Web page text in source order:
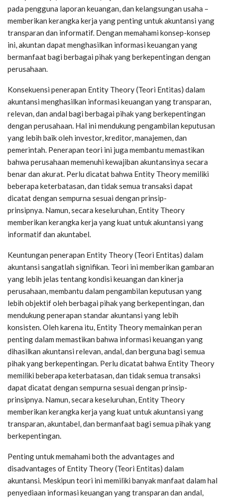
pada pengguna laporan keuangan, dan kelangsungan usaha –
memberikan kerangka kerja yang penting untuk akuntansi yang
transparan dan informatif. Dengan memahami konsep-konsep
ini, akuntan dapat menghasilkan informasi keuangan yang
bermanfaat bagi berbagai pihak yang berkepentingan dengan
perusahaan.
Konsekuensi penerapan Entity Theory (Teori Entitas) dalam
akuntansi menghasilkan informasi keuangan yang transparan,
relevan, dan andal bagi berbagai pihak yang berkepentingan
dengan perusahaan. Hal ini mendukung pengambilan keputusan
yang lebih baik oleh investor, kreditor, manajemen, dan
pemerintah. Penerapan teori ini juga membantu memastikan
bahwa perusahaan memenuhi kewajiban akuntansinya secara
benar dan akurat. Perlu dicatat bahwa Entity Theory memiliki
beberapa keterbatasan, dan tidak semua transaksi dapat
dicatat dengan sempurna sesuai dengan prinsip-
prinsipnya. Namun, secara keseluruhan, Entity Theory
memberikan kerangka kerja yang kuat untuk akuntansi yang
informatif dan akuntabel.
Keuntungan penerapan Entity Theory (Teori Entitas) dalam
akuntansi sangatlah signifikan. Teori ini memberikan gambaran
yang lebih jelas tentang kondisi keuangan dan kinerja
perusahaan, membantu dalam pengambilan keputusan yang
lebih objektif oleh berbagai pihak yang berkepentingan, dan
mendukung penerapan standar akuntansi yang lebih
konsisten. Oleh karena itu, Entity Theory memainkan peran
penting dalam memastikan bahwa informasi keuangan yang
dihasilkan akuntansi relevan, andal, dan berguna bagi semua
pihak yang berkepentingan. Perlu dicatat bahwa Entity Theory
memiliki beberapa keterbatasan, dan tidak semua transaksi
dapat dicatat dengan sempurna sesuai dengan prinsip-
prinsipnya. Namun, secara keseluruhan, Entity Theory
memberikan kerangka kerja yang kuat untuk akuntansi yang
transparan, akuntabel, dan bermanfaat bagi semua pihak yang
berkepentingan.
Penting untuk memahami both the advantages and
disadvantages of Entity Theory (Teori Entitas) dalam
akuntansi. Meskipun teori ini memiliki banyak manfaat dalam hal
penyediaan informasi keuangan yang transparan dan andal,